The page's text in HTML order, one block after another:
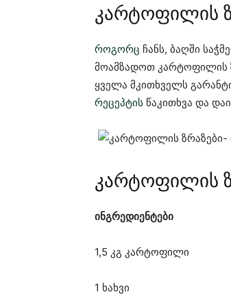
კარტოფილის
როგორც ჩანს, ბაღში
მოამზადოთ კარტოფილის
ყველა მკითხველს
რეცეპტის წაკითხვა და
კარტოფილის
ინგრედიენტები
1,5 კგ კარტოფილი
1 ხახვი